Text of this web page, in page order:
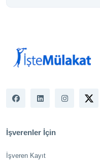
İşverenler İçin
İşveren Kayıt